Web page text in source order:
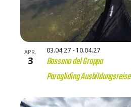
APR.
3
Bassano del Grappa
Paragliding Ausbildungsreise
03.04.27- 10.04.27